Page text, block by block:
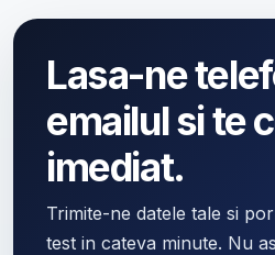
Lasa-ne
emailul si te
imediat.
Trimite-ne datele tale si
test in cateva minute. Nu